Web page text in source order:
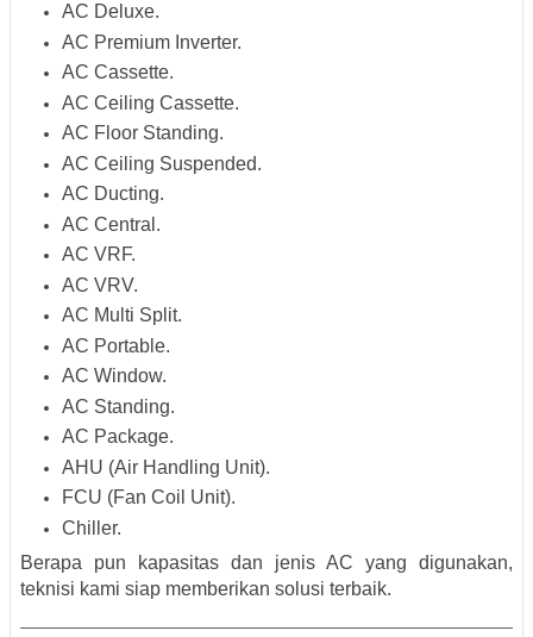
AC Deluxe.
AC Premium Inverter.
AC Cassette.
AC Ceiling Cassette.
AC Floor Standing.
AC Ceiling Suspended.
AC Ducting.
AC Central.
AC VRF.
AC VRV.
AC Multi Split.
AC Portable.
AC Window.
AC Standing.
AC Package.
AHU (Air Handling Unit).
FCU (Fan Coil Unit).
Chiller.
Berapa pun kapasitas dan jenis AC yang digunakan,
teknisi kami siap memberikan solusi terbaik.